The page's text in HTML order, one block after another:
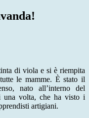
di viola e si è riempita
le mamme. È stato il
nato all’interno del
una volta, che ha visto i
artigiani.